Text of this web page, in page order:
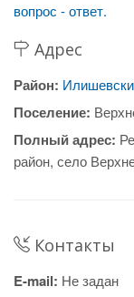
вопрос - ответ.
Адрес
Район:
Поселение:
Полный адрес:
район, село
Контакты
E-mail: Не задан